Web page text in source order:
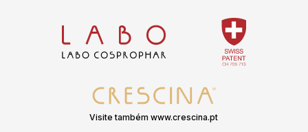
Visite também www.crescina.pt